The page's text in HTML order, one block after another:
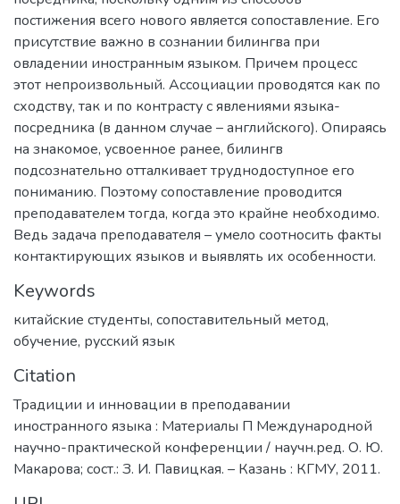
постижения всего нового является сопоставление. Его
присутствие важно в сознании билингва при
овладении иностранным языком. Причем процесс
этот непроизвольный. Ассоциации проводятся как по
сходству, так и по контрасту с явлениями языка-
посредника (в данном случае – английского). Опираясь
на знакомое, усвоенное ранее, билингв
подсознательно отталкивает труднодоступное его
пониманию. Поэтому сопоставление проводится
преподавателем тогда, когда это крайне необходимо.
Ведь задача преподавателя – умело соотносить факты
контактирующих языков и выявлять их особенности.
Keywords
китайские студенты, сопоставительный метод,
обучение, русский язык
Citation
Традиции и инновации в преподавании
иностранного языка : Материалы П Международной
научно-практической конференции / научн.ред. О. Ю.
Макарова; сост.: З. И. Павицкая. – Казань : КГМУ, 2011.